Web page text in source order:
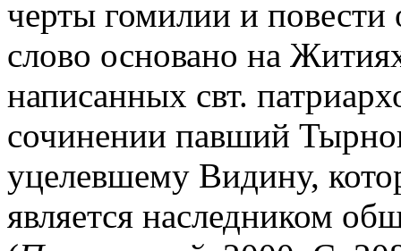
черты гомилии и
слово основано на
написанных свт.
сочинении павший
уцелевшему Видину,
является наследником